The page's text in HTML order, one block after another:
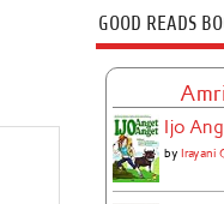
GOOD READS
Ijo
by Irayani